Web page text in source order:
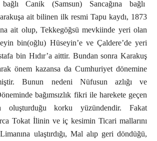
Canik (Samsun) Sancağına bağlı
ait bilinen ilk resmi Tapu kaydı, 1873
ait olup, Tekkegöğsü mevkiinde yeri olan
bin(oğlu) Hüseyin’e ve Çaldere’de yeri
bin Hıdır’a aittir. Bundan sonra Karakuş
önem kazansa da Cumhuriyet dönemine
Bunun nedeni Nüfusun azlığı ve
bağımsızlık fikri ile harekete geçen
oluşturduğu korku yüzündendir. Fakat
Tokat İlinin ve iç kesimin Ticari mallarını
ulaştırdığı, Mal alıp geri döndüğü,